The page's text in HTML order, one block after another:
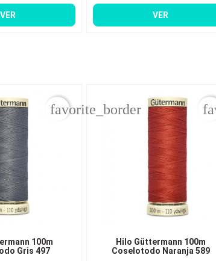
VER VER
100m
Gris 497
favorite_border
Hilo Güttermann 100m
Coselotodo Naranja 589